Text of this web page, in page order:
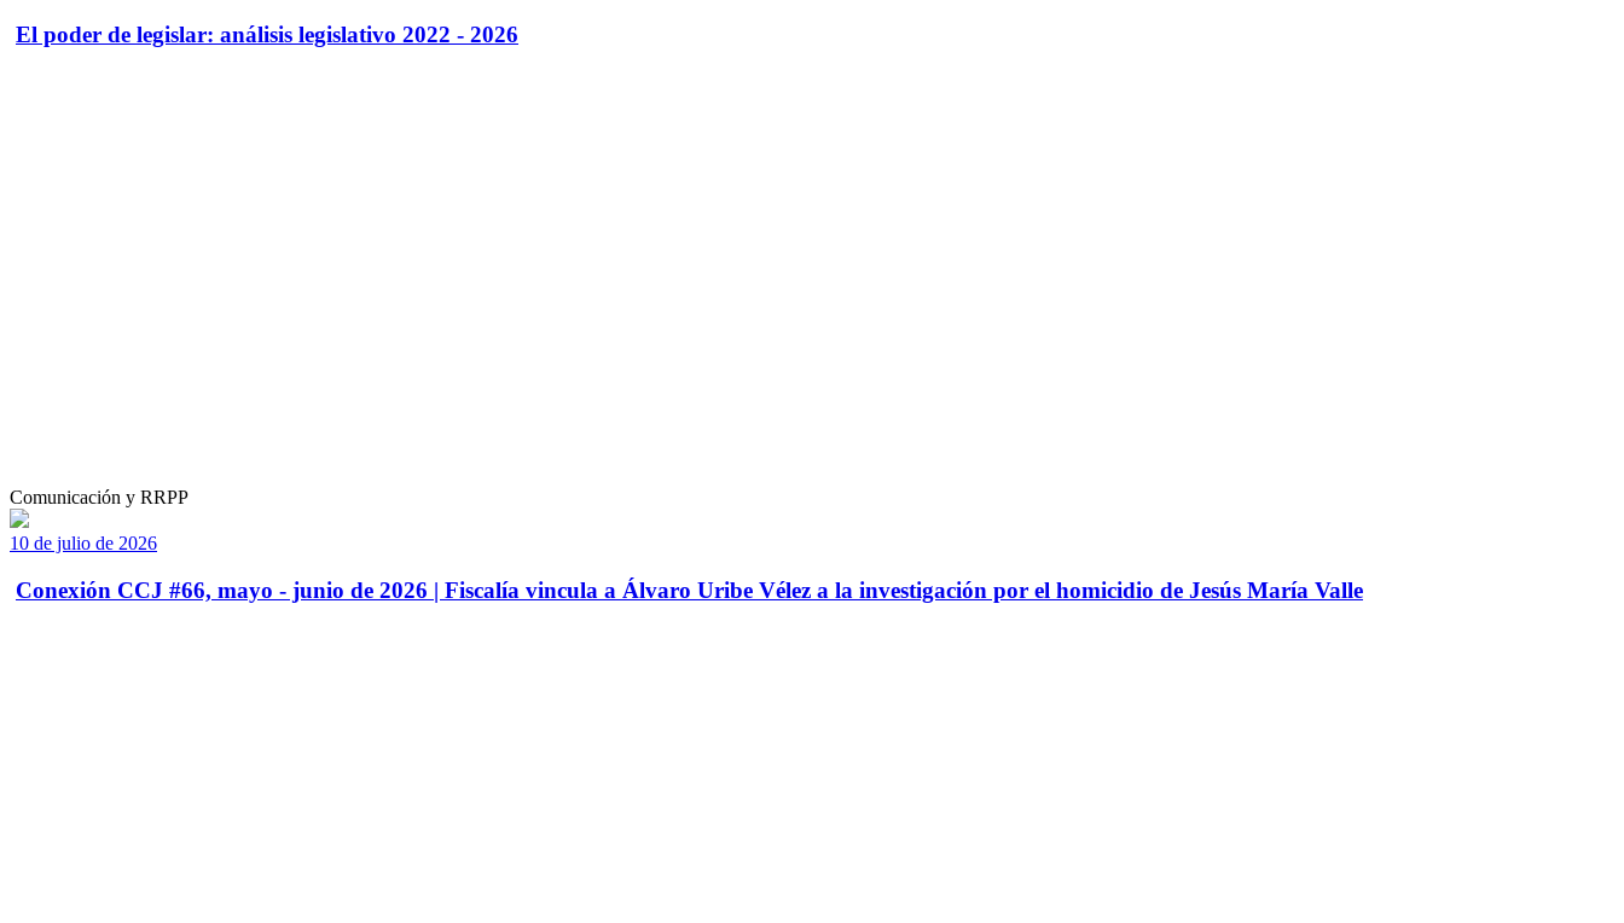
El poder de legislar: análisis legislativo 2022 - 2026
Comunicación y RRPP
10 de julio de 2026
Conexión CCJ #66, mayo - junio de 2026 | Fiscalía vincula a Álvaro Uribe Vélez a la investigación por el homicidio de Jesús María Valle